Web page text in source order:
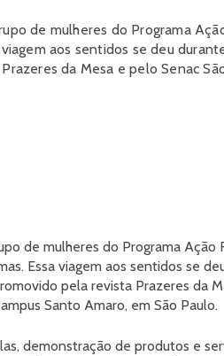
de mulheres do Programa
aos sentidos se deu
da Mesa e pelo Senac
de mulheres do Programa Ação
Essa viagem aos sentidos se
pela revista Prazeres da
Santo Amaro, em São Paulo.
demonstração de produtos e